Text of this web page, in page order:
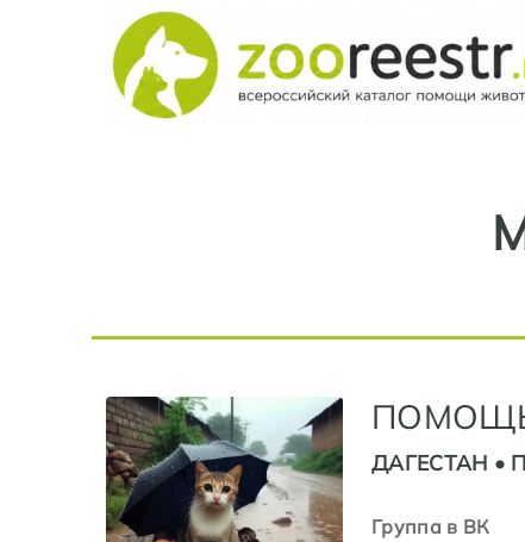
ДАГЕСТАН
Группа в ВК